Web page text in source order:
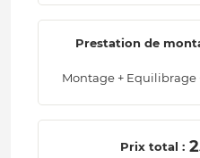
Prestation de
Montage + Equilibrage
Prix total :